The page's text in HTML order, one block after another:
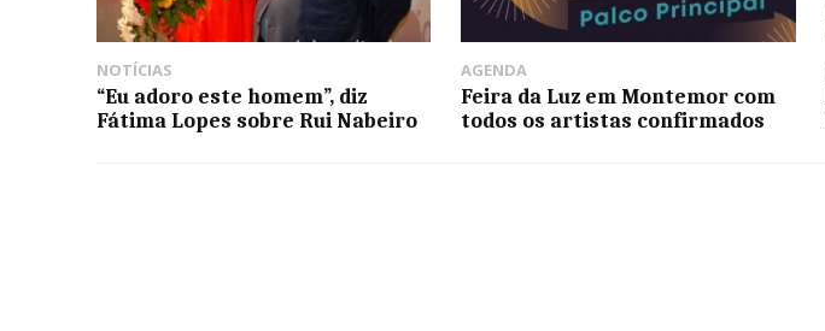
NOTÍCIAS
“Eu adoro este homem”, diz
Fátima Lopes sobre Rui Nabeiro
AGENDA
Feira da Luz em Montemor com
todos os artistas confirmados